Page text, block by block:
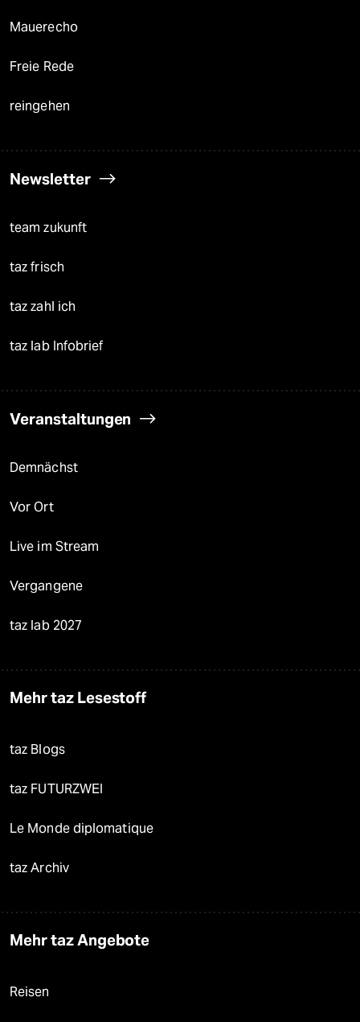
Mauerecho
Freie Rede
reingehen
Newsletter
team zukunft
taz frisch
taz zahl ich
taz lab Infobrief
Veranstaltungen
Demnächst
Vor Ort
Live im Stream
Vergangene
taz lab 2027
Mehr taz Lesestoff
taz Blogs
taz FUTURZWEI
Le Monde diplomatique
taz Archiv
Mehr taz Angebote
Reisen